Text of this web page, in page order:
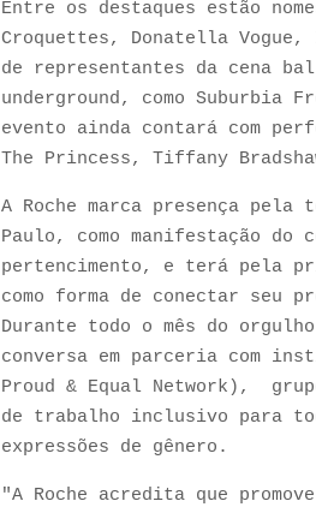
Entre os destaques estão
Croquettes, Donatella
de representantes da cena
underground, como Suburbia
evento ainda contará com
The Princess, Tiffany
A Roche marca presença pela
Paulo, como manifestação do
pertencimento, e terá pela
como forma de conectar seu
Durante todo o mês do
conversa em parceria com
Proud & Equal Network),
de trabalho inclusivo para
expressões de gênero.
"A Roche acredita que